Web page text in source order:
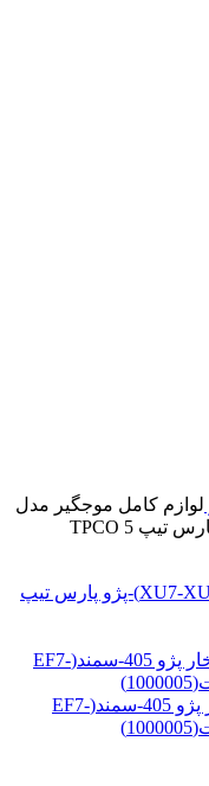
لوازم کامل موجگیر مدل
بالا پژو405-سمند(XU7-XU7P-EF7)-پژو پارس تیپ 5 TPCO
لوازم جعبه فرمان پژو405-سمند(XU7-XU7P-EF7)-پژو پارس تیپ
گردگیر پلوس نانو سمت چرخ 22 و 24 خار پژو 405-سمند(EF7-